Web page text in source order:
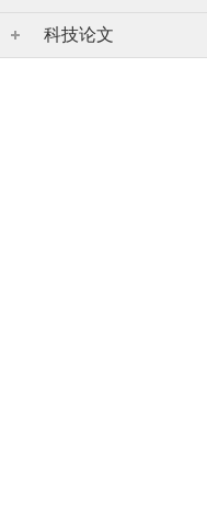
科技论文